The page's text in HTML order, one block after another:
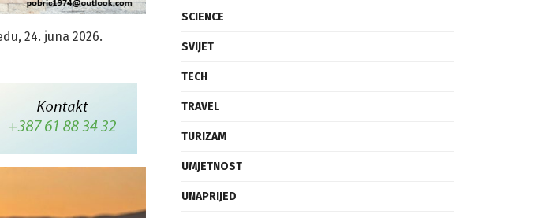
24. juna 2026.
SCIENCE
SVIJET
TECH
TRAVEL
TURIZAM
UMJETNOST
UNAPRIJED